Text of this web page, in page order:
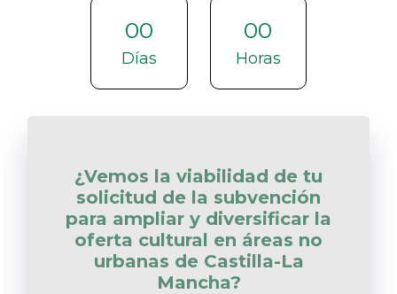
00
Días
00
Horas
¿Vemos la viabilidad de tu
solicitud de la subvención
para ampliar y diversificar la
oferta cultural en áreas no
urbanas de Castilla-La
Mancha?